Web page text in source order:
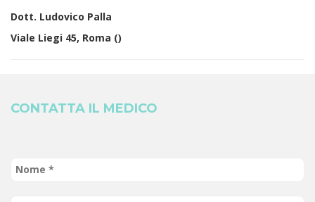
Dott. Ludovico Palla
Viale Liegi 45, Roma ()
CONTATTA IL MEDICO